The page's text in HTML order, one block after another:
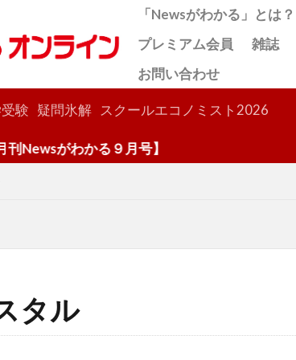
「Newsがわかる」とは？
プレミアム会員
雑誌
お問い合わせ
験 疑問氷解 スクールエコノミスト2026
がわかる９月号】
タル